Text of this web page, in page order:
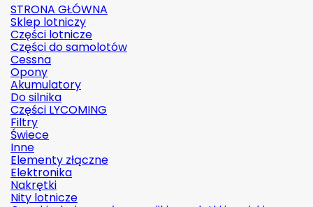
STRONA GŁÓWNA
Sklep lotniczy
Części lotnicze
Części do samolotów
Cessna
Opony
Akumulatory
Do silnika
Części LYCOMING
Filtry
Świece
Inne
Elementy złączne
Elektronika
Nakrętki
Nity lotnicze